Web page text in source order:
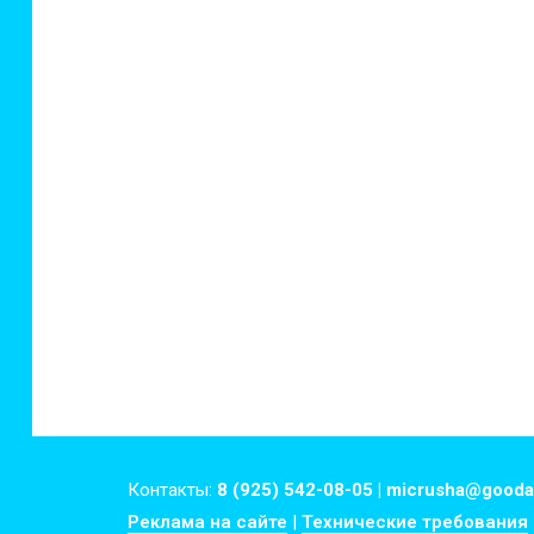
Контакты: 8 (925) 542-08-05 |
Реклама на сайте | Технические требования